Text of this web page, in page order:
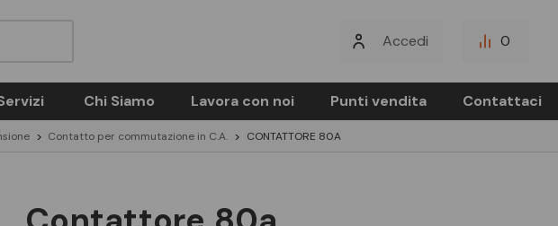
Accedi 0
Chi Siamo Lavora con noi Punti vendita Contattaci
Contatto per commutazione in C.A. CONTATTORE 80A